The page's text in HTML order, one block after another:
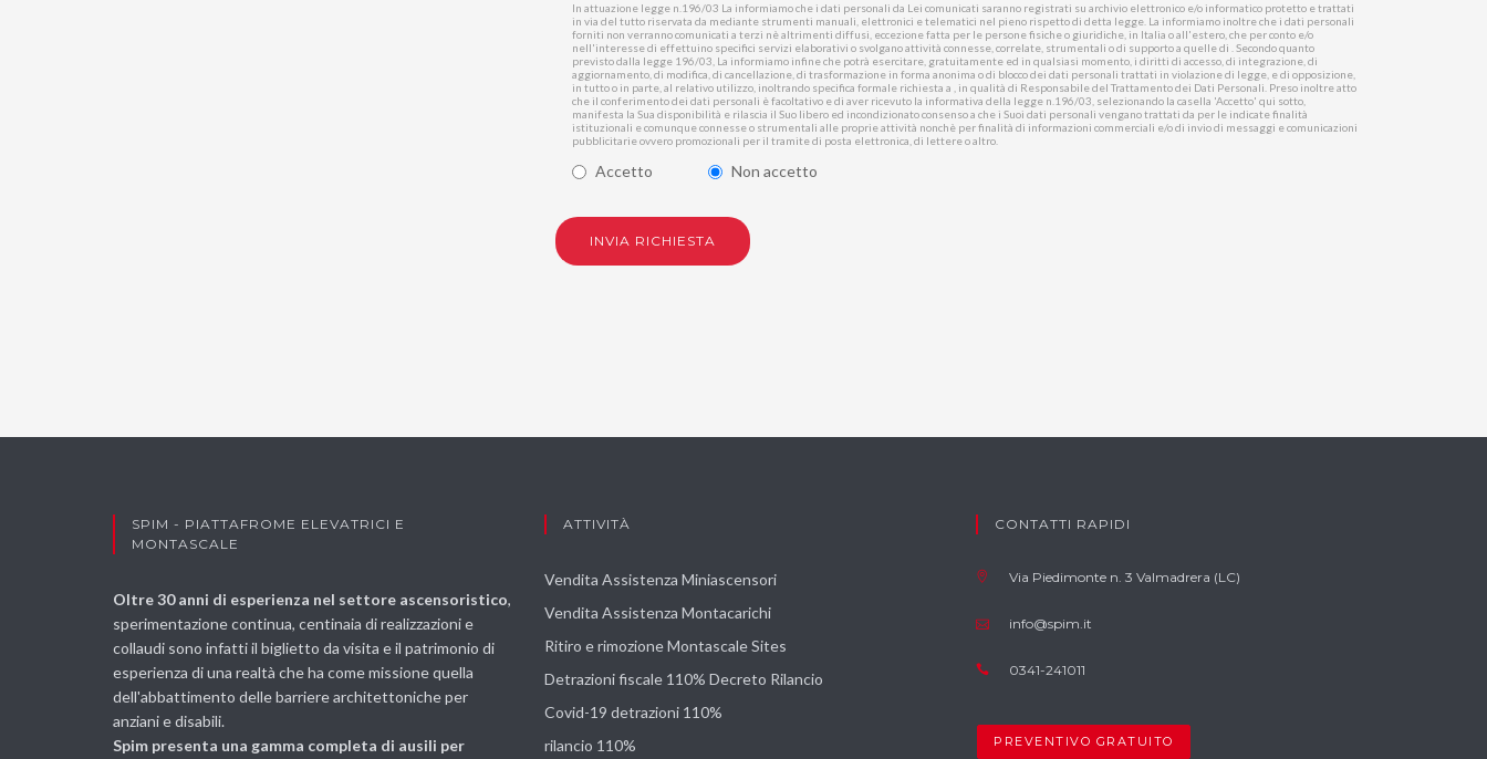
In attuazione legge n.196/03 La informiamo che i dati personali da Lei comunicati saranno registrati su archivio elettronico e/o informatico protetto e trattati
in via del tutto riservata da mediante strumenti manuali, elettronici e telematici nel pieno rispetto di detta legge. La informiamo inoltre che i dati personali
forniti non verranno comunicati a terzi nè altrimenti diffusi, eccezione fatta per le persone fisiche o giuridiche, in Italia o all'estero, che per conto e/o
nell'interesse di effettuino specifici servizi elaborativi o svolgano attività connesse, correlate, strumentali o di supporto a quelle di . Secondo quanto
previsto dalla legge 196/03, La informiamo infine che potrà esercitare, gratuitamente ed in qualsiasi momento, i diritti di accesso, di integrazione, di
aggiornamento, di modifica, di cancellazione, di trasformazione in forma anonima o di blocco dei dati personali trattati in violazione di legge, e di opposizione,
in tutto o in parte, al relativo utilizzo, inoltrando specifica formale richiesta a , in qualità di Responsabile del Trattamento dei Dati Personali. Preso inoltre atto
che il conferimento dei dati personali è facoltativo e di aver ricevuto la informativa della legge n.196/03, selezionando la casella 'Accetto' qui sotto,
manifesta la Sua disponibilità e rilascia il Suo libero ed incondizionato consenso a che i Suoi dati personali vengano trattati da per le indicate finalità
istituzionali e comunque connesse o strumentali alle proprie attività nonchè per finalità di informazioni commerciali e/o di invio di messaggi e comunicazioni
pubblicitarie ovvero promozionali per il tramite di posta elettronica, di lettere o altro.
Accetto Non accetto
INVIA RICHIESTA
SPIM - PIATTAFROME ELEVATRICI E
MONTASCALE
Oltre 30 anni di esperienza nel settore ascensoristico,
sperimentazione continua, centinaia di realizzazioni e
collaudi sono infatti il biglietto da visita e il patrimonio di
esperienza di una realtà che ha come missione quella
dell'abbattimento delle barriere architettoniche per
anziani e disabili.
Spim presenta una gamma completa di ausili per
ATTIVITÀ
Vendita Assistenza Miniascensori
Vendita Assistenza Montacarichi
Ritiro e rimozione Montascale Sites
Detrazioni fiscale 110% Decreto Rilancio
Covid-19 detrazioni 110%
rilancio 110%
CONTATTI RAPIDI
Via Piedimonte n. 3 Valmadrera (LC)
info@spim.it
0341-241011
PREVENTIVO GRATUITO